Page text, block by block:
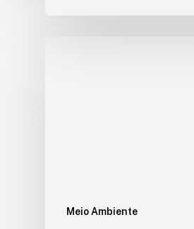
Meio Ambiente